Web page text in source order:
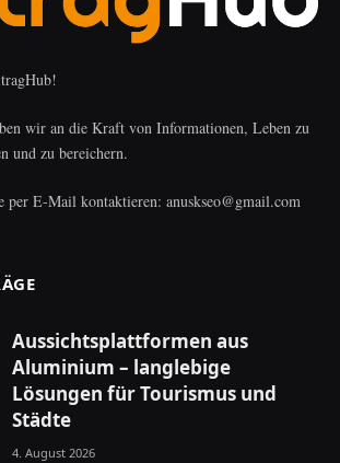
wir an die Kraft von Informationen, Leben zu
und zu bereichern.
per E-Mail kontaktieren: anuskseo@gmail.com
Aussichtsplattformen aus
Aluminium – langlebige
Lösungen für Tourismus und
Städte
4. August 2026